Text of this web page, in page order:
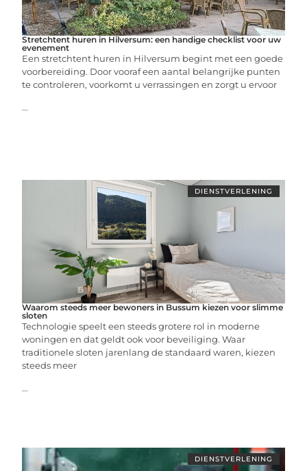
Stretchtent huren in Hilversum: een handige checklist voor uw
evenement
Een stretchtent huren in Hilversum begint met een goede
voorbereiding. Door vooraf een aantal belangrijke punten
te controleren, voorkomt u verrassingen en zorgt u ervoor
...
DIENSTVERLENING
Waarom steeds meer bewoners in Bussum kiezen voor slimme
sloten
Technologie speelt een steeds grotere rol in moderne
woningen en dat geldt ook voor beveiliging. Waar
traditionele sloten jarenlang de standaard waren, kiezen
steeds meer
...
DIENSTVERLENING